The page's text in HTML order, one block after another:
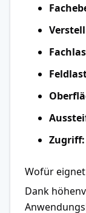
Zugriff:
Wofür
Dank